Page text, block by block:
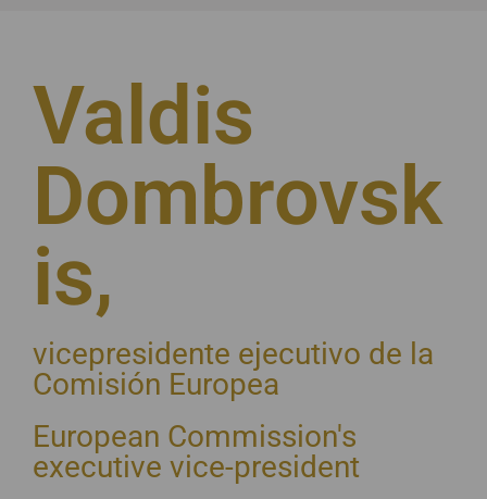
Valdis
Dombrovsk
is,
vicepresidente ejecutivo de la
Comisión Europea
European Commission's
executive vice-president